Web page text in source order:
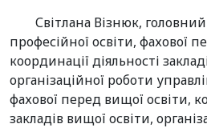
Світлана Візнюк, головний
професійної освіти, фахової
координації діяльності
організаційної роботи
фахової перед вищої освіти,
закладів вищої освіти,